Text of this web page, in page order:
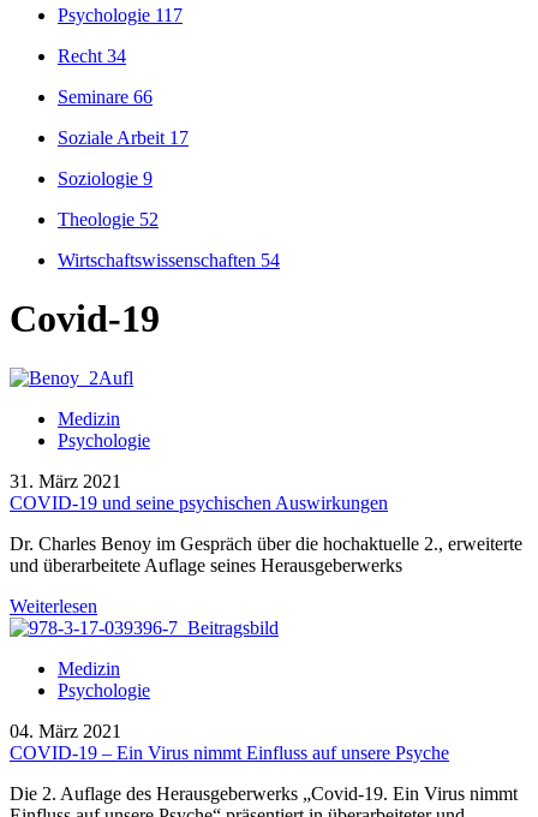
Psychologie 117
Recht 34
Seminare 66
Soziale Arbeit 17
Soziologie 9
Theologie 52
Wirtschaftswissenschaften 54
Covid-19
Medizin
Psychologie
31. März 2021
COVID-19 und seine psychischen Auswirkungen
Dr. Charles Benoy im Gespräch über die hochaktuelle 2., erweiterte
und überarbeitete Auflage seines Herausgeberwerks
Weiterlesen
Medizin
Psychologie
04. März 2021
COVID-19 – Ein Virus nimmt Einfluss auf unsere Psyche
Die 2. Auflage des Herausgeberwerks „Covid-19. Ein Virus nimmt